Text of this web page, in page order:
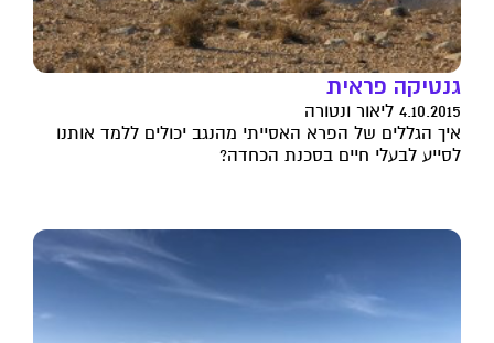
גנטיקה פראית
4.10.2015 ליאור ונטורה
איך הגללים של הפרא האסייתי מהנגב יכולים ללמד אותנו
לסייע לבעלי חיים בסכנת הכחדה?